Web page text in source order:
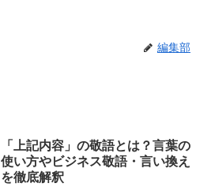
編集部
「上記内容」の敬語とは？言葉の
使い方やビジネス敬語・言い換え
を徹底解釈